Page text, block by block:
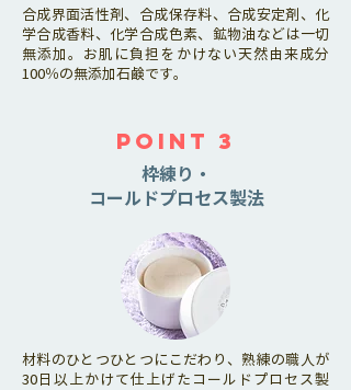
合成界面活性剤、合成保存料、合成安定剤、化
学合成香料、化学合成色素、鉱物油などは一切
無添加。お肌に負担をかけない天然由来成分
100％の無添加石鹸です。
POINT 3
枠練り・
コールドプロセス製法
材料のひとつひとつにこだわり、熟練の職人が
30日以上かけて仕上げたコールドプロセス製